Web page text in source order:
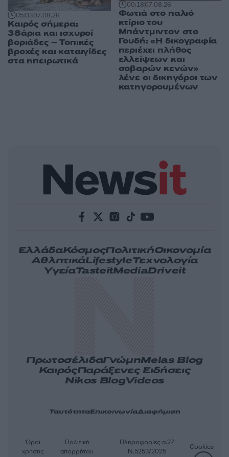
05:0307.08.26
Καιρός σήμερα:
38άρια και ισχυροί
βοριάδες – Τοπικές
βροχές και καταιγίδες
στα ηπειρωτικά
00:1807.08.26
Φωτιά στο παλιό
κτίριο του
Μπάντμιντον στο
Γουδή: «Η δικογραφία
περιέχει πλήθος
ελλείψεων και
σοβαρών κενών»
λένε οι δικηγόροι των
κατηγορουμένων
ΕλλάδαΚόσμοςΠολιτικήΟικονομία
ΑθλητικάLifestyleΤεχνολογία
ΥγείαTasteitMediaDriveit
ΠρωτοσέλιδαΓνώμηMelas Blog
ΚαιρόςΠαράξενες Ειδήσεις
Nikos BlogVideos
ΤαυτότηταΕπικοινωνίαΔιαφήμιση
Όροι
χρήσης
Πολιτική
απορρήτου
Πληροφορίες α.27
Ν.5253/2025
Cookies